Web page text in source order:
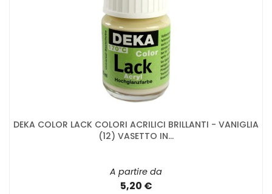
DEKA COLOR LACK COLORI ACRILICI BRILLANTI - VANIGLIA
(12) VASETTO IN...
A partire da
5,20 €